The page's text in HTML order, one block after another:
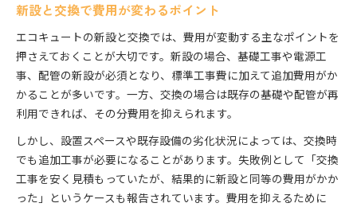
新設と交換で費用が変わるポイント
エコキュートの新設と交換では、費用が変動する主なポイントを
押さえておくことが大切です。新設の場合、基礎工事や電源工
事、配管の新設が必須となり、標準工事費に加えて追加費用がか
かることが多いです。一方、交換の場合は既存の基礎や配管が再
利用できれば、その分費用を抑えられます。
しかし、設置スペースや既存設備の劣化状況によっては、交換時
でも追加工事が必要になることがあります。失敗例として「交換
工事を安く見積もっていたが、結果的に新設と同等の費用がかか
った」というケースも報告されています。費用を抑えるために